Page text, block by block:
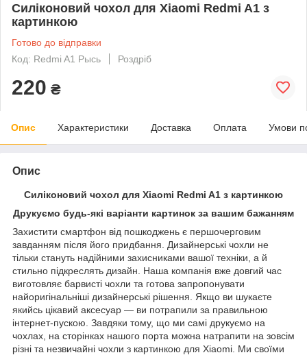
Силіконовий чохол для Xiaomi Redmi A1 з
картинкою
Готово до відправки
Код: Redmi A1 Рысь
Роздріб
220 ₴
Опис Характеристики Доставка Оплата Умови
Опис
Силіконовий чохол для Xiaomi Redmi A1 з картинкою
Друкуємо будь-які варіанти картинок за вашим бажанням
Захистити смартфон від пошкоджень є першочерговим
завданням після його придбання. Дизайнерські чохли не
тільки стануть надійними захисниками вашої техніки, а й
стильно підкреслять дизайн. Наша компанія вже довгий час
виготовляє барвисті чохли та готова запропонувати
найоригінальніші дизайнерські рішення. Якщо ви шукаєте
якийсь цікавий аксесуар — ви потрапили за правильною
інтернет-пускою. Завдяки тому, що ми самі друкуємо на
чохлах, на сторінках нашого порта можна натрапити на зовсім
різні та незвичайні чохли з картинкою для Xiaomi. Ми своїми